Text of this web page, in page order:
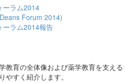
ーラム2014
Forum 2014)
ーラム2014報告
教育の全体像および薬学教育を支える
やすく紹介します。